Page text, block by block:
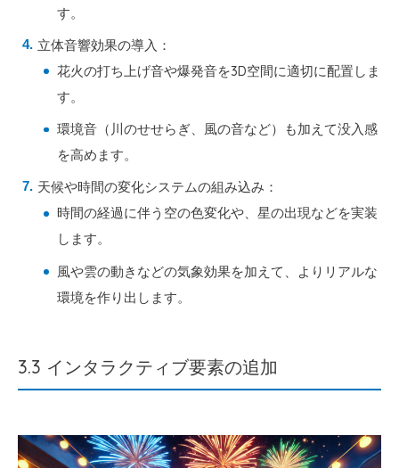
す。
立体音響効果の導入：
花火の打ち上げ音や爆発音を3D空間に適切に配置しま
す。
環境音（川のせせらぎ、風の音など）も加えて没入感
を高めます。
天候や時間の変化システムの組み込み：
時間の経過に伴う空の色変化や、星の出現などを実装
します。
風や雲の動きなどの気象効果を加えて、よりリアルな
環境を作り出します。
3.3 インタラクティブ要素の追加